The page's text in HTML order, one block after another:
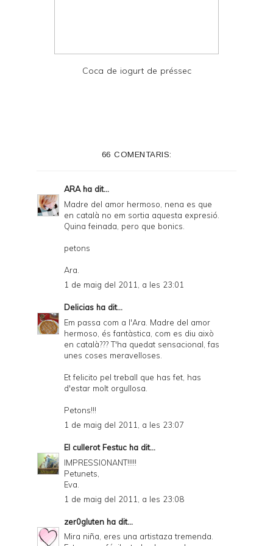
Coca de iogurt de préssec
66 COMENTARIS:
ARAha dit...
Madre del amor hermoso, nena es que
en català no em sortia aquesta expresió.
Quina feinada, pero que bonics.
petons
Ara.
1 de maig del 2011, a les 23:01
Delicias ha dit...
Em passa com a l'Ara. Madre del amor
hermoso, és fantàstica, com es diu això
en català??? T'ha quedat sensacional, fas
unes coses meravelloses.
Et felicito pel treball que has fet, has
d'estar molt orgullosa.
Petons!!!
1 de maig del 2011, a les 23:07
El cullerot Festuc ha dit...
IMPRESSIONANT!!!!!
Petunets,
Eva.
1 de maig del 2011, a les 23:08
zer0gluten ha dit...
Mira niña, eres una artistaza tremenda.